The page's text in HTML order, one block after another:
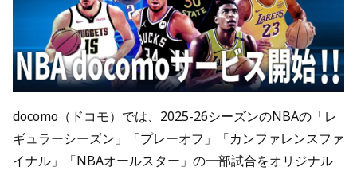
docomo（ドコモ）では、2025-26シーズンのNBAの「レ
ギュラーシーズン」「プレーオフ」「カンファレンスファ
イナル」「NBAオールスター」の一部試合をオリジナル